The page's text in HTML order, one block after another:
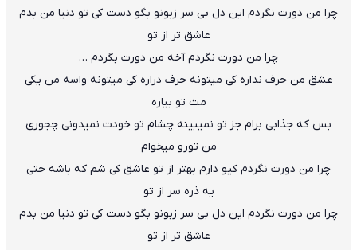
چرا من دورت نگردم این دل بی سر زبونو بگو دست کی تو دنیا من بدم
عاشق تر از تو
چرا من دورت نگردم آخه من دورت بگردم …
عشق من حرف نداره کی میتونه حرف دراره کی میتونه واسه من یکی
مث تو بیاره
بس که جذابی برام جز تو نمیبینه چشام تو خودت نمیدونی چجوری
من تورو میخوام
چرا من دورت نگردم کیو دارم بهتر از تو عاشق کی شم که باشه حتی
یه ذره سر از تو
چرا من دورت نگردم این دل بی سر زبونو بگو دست کی تو دنیا من بدم
عاشق تر از تو